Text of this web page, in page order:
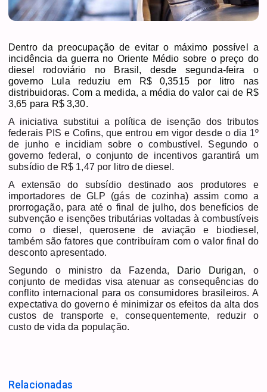
Dentro da preocupação de evitar o máximo possível a
incidência da guerra no Oriente Médio sobre o preço do
diesel rodoviário no Brasil, desde segunda-feira o
governo Lula reduziu em R$ 0,3515 por litro nas
distribuidoras. Com a medida, a média do valor cai de R$
3,65 para R$ 3,30.
A iniciativa substitui a política de isenção dos tributos
federais PIS e Cofins, que entrou em vigor desde o dia 1º
de junho e incidiam sobre o combustível. Segundo o
governo federal, o conjunto de incentivos garantirá um
subsídio de R$ 1,47 por litro de diesel.
A extensão do subsídio destinado aos produtores e
importadores de GLP (gás de cozinha) assim como a
prorrogação, para até o final de julho, dos benefícios de
subvenção e isenções tributárias voltadas à combustíveis
como o diesel, querosene de aviação e biodiesel,
também são fatores que contribuíram com o valor final do
desconto apresentado.
Segundo o ministro da Fazenda, Dario Durigan, o
conjunto de medidas visaatenuar as consequências do
conflito internacional para os consumidores brasileiros. A
expectativa do governo é minimizar os efeitos da alta dos
custos de transporte e, consequentemente, reduzir o
custo de vida da população.
Relacionadas